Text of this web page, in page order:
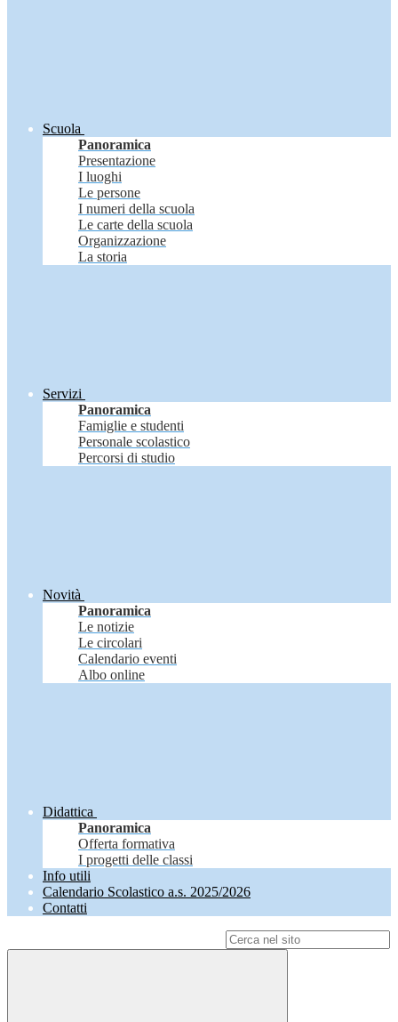
Scuola
Panoramica
Presentazione
I luoghi
Le persone
I numeri della scuola
Le carte della scuola
Organizzazione
La storia
Servizi
Panoramica
Famiglie e studenti
Personale scolastico
Percorsi di studio
Novità
Panoramica
Le notizie
Le circolari
Calendario eventi
Albo online
Didattica
Panoramica
Offerta formativa
I progetti delle classi
Info utili
Calendario Scolastico a.s. 2025/2026
Contatti